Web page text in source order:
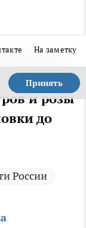
На заметку
Принять
и розы
до
России